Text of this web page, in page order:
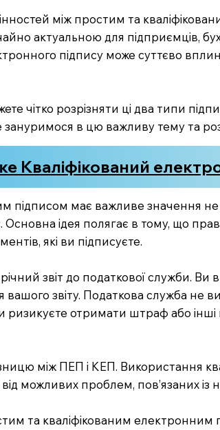
між простим та
актуальною для підприємців,
підпису може суттєво
чітко розрізняти ці два типи
зануримося в цю важливу тему та
Кваліфікований
підписом має важливе значення
ідея полягає в тому, що
які ви підписуєте.
звіт до податкової служби.
звіту. Податкова служба не
ризикуєте отримати штраф або
між ПЕП і КЕП. Використання
можливих проблем, пов’язаних із
та кваліфікованим